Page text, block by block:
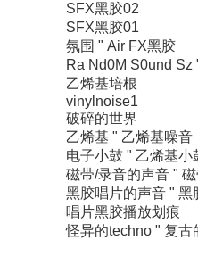
SFX黑胶02
SFX黑胶01
氛围 " Air FX黑胶
Ra Nd0M S0und Sz
乙烯基培根
vinylnoise1
破碎的世界
乙烯基 " 乙烯基噪音
电子小鼓 " 乙烯基小
磁带/录音的声音 "
黑胶唱片的声音 " 黑
唱片黑胶播放划痕
怪异的techno " 复